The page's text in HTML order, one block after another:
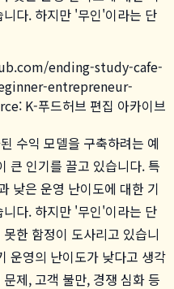
다. 하지만 '무인'이라는 단
/ending-study-cafe-
entrepreneur-
K-푸드허브 편집 아카이브
수익 모델을 구축하려는 예
큰 인기를 끌고 있습니다. 특
낮은 운영 난이도에 대한 기
다. 하지만 '무인'이라는 단
한 함정이 도사리고 있습니
운영의 난이도가 낮다고 생각
제, 고객 불만, 경쟁 심화 등